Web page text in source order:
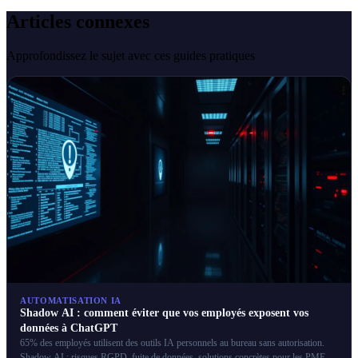
Articles connexes
Approfondissez le sujet avec ces guides pratiques
AUTOMATISATION IA
Shadow AI : comment éviter que vos employés exposent vos
données à ChatGPT
65% des employés utilisent des outils IA personnels au bureau sans autorisation.